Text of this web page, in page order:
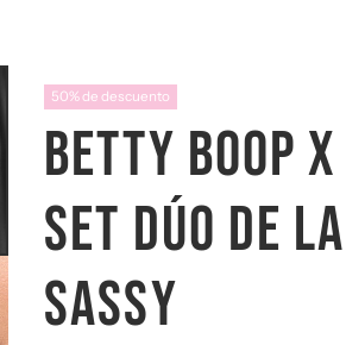
50% de descuento
BETTY BOOP
SET DÚO DE
SASSY